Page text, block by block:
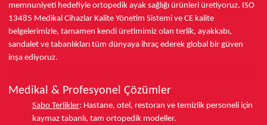
memnuniyeti hedefiyle ortopedik ayak sağlığı ürünleri üretiyoruz. ISO
13485 Medikal Cihazlar Kalite Yönetim Sistemi ve CE kalite
belgelerimizle, tamamen kendi üretimimiz olan terlik, ayakkabı,
sandalet ve tabanlıkları tüm dünyaya ihraç ederek global bir güven
inşa ediyoruz.
Medikal & Profesyonel Çözümler
Sabo Terlikler: Hastane, otel, restoran ve temizlik personeli için
kaymaz tabanlı, tam ortopedik modeller.